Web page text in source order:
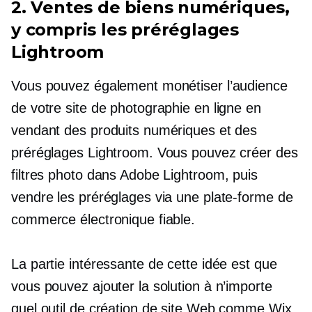
2. Ventes de biens numériques,
y compris les préréglages
Lightroom
Vous pouvez également monétiser l’audience
de votre site de photographie en ligne en
vendant des produits numériques et des
préréglages Lightroom. Vous pouvez créer des
filtres photo dans Adobe Lightroom, puis
vendre les préréglages via une plate-forme de
commerce électronique fiable.
La partie intéressante de cette idée est que
vous pouvez ajouter la solution à n’importe
quel outil de création de site Web comme Wix.